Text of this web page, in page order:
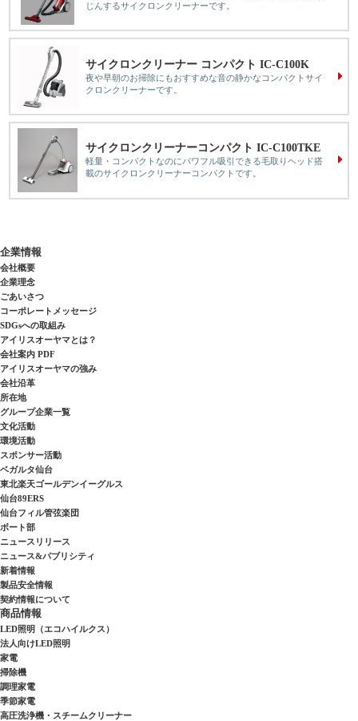
じんするサイクロンクリーナーです。
サイクロンクリーナー コンパクト IC-C100K
夜や早朝のお掃除にもおすすめな音の静かなコンパクトサイ
クロンクリーナーです。
サイクロンクリーナーコンパクト IC-C100TKE
軽量・コンパクトなのにパワフル吸引できる毛取りヘッド搭
載のサイクロンクリーナーコンパクトです。
企業情報
会社概要
企業理念
ごあいさつ
コーポレートメッセージ
SDGsへの取組み
アイリスオーヤマとは？
会社案内 PDF
アイリスオーヤマの強み
会社沿革
所在地
グループ企業一覧
文化活動
環境活動
スポンサー活動
ベガルタ仙台
東北楽天ゴールデンイーグルス
仙台89ERS
仙台フィル管弦楽団
ボート部
ニュースリリース
ニュース&パブリシティ
新着情報
製品安全情報
契約情報について
商品情報
LED照明（エコハイルクス）
法人向けLED照明
家電
掃除機
調理家電
季節家電
高圧洗浄機・スチームクリーナー